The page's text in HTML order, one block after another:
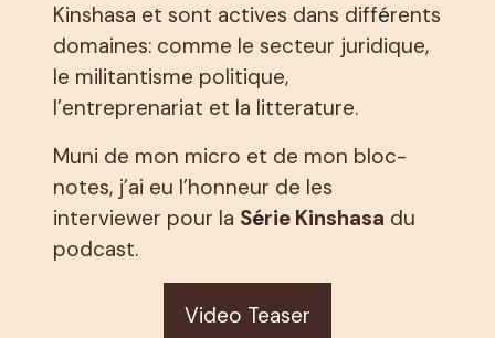
Kinshasa et sont actives dans différents
domaines: comme le secteur juridique,
le militantisme politique,
l’entreprenariat et la litterature.
Muni de mon micro et de mon bloc-
notes, j’ai eu l’honneur de les
interviewer pour la Série Kinshasa du
podcast.
Video Teaser